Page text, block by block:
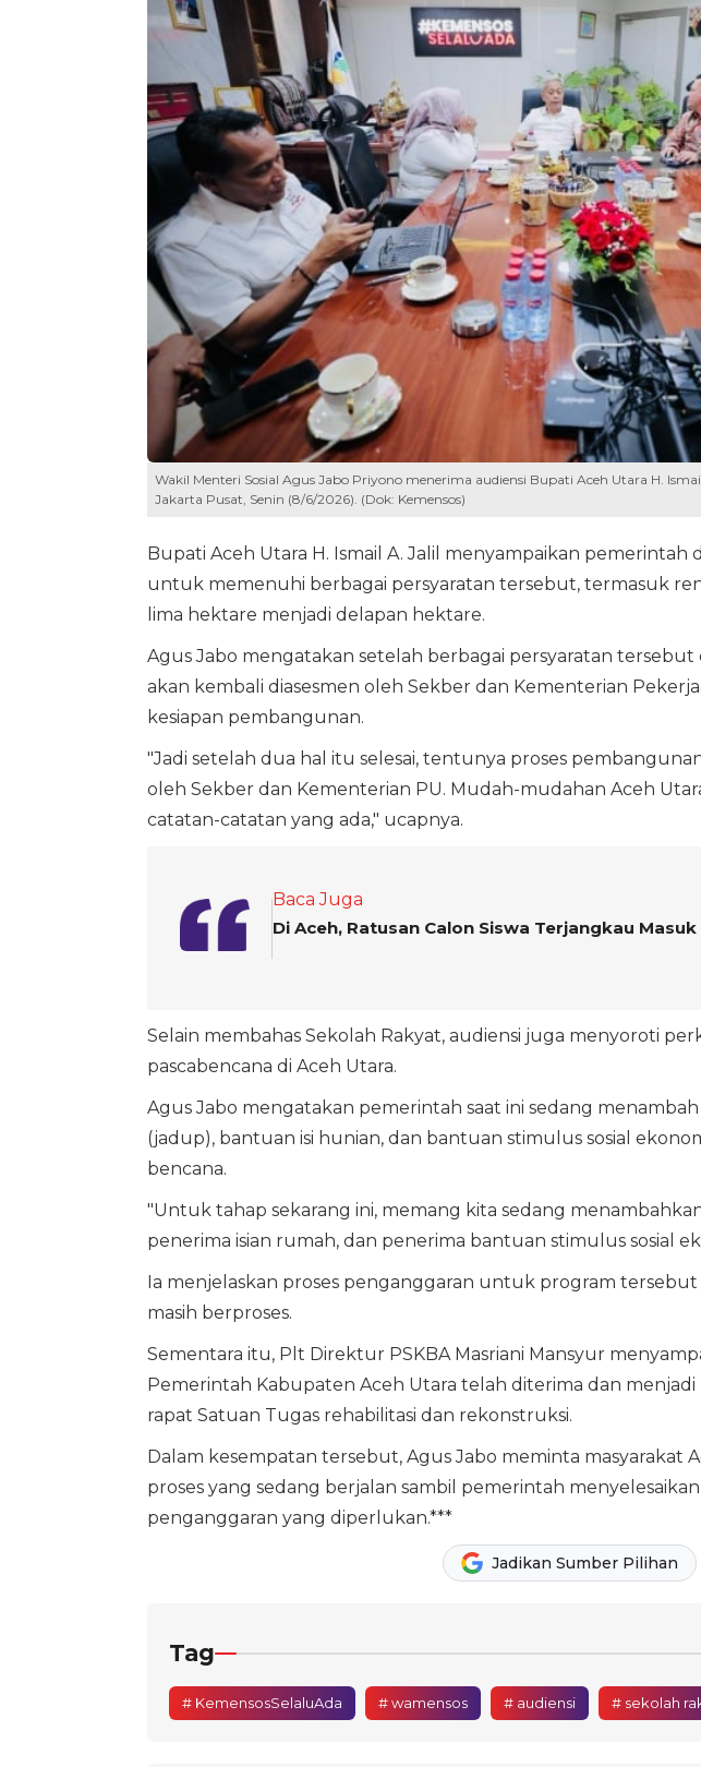
Wakil Menteri Sosial Agus Jabo Priyono menerima audiensi Bupati Aceh Utara H.
Jakarta Pusat, Senin (8/6/2026). (Dok: Kemensos)
Bupati Aceh Utara H. Ismail A. Jalil menyampaikan
untuk memenuhi berbagai persyaratan tersebut, termasuk
lima hektare menjadi delapan hektare.
Agus Jabo mengatakan setelah berbagai persyaratan
akan kembali diasesmen oleh Sekber dan Kementerian
kesiapan pembangunan.
"Jadi setelah dua hal itu selesai, tentunya proses
oleh Sekber dan Kementerian PU. Mudah-mudahan Aceh
catatan-catatan yang ada," ucapnya.
Baca Juga
Di Aceh, Ratusan Calon Siswa Terjangkau
Selain membahas Sekolah Rakyat, audiensi juga menyoroti
pascabencana di Aceh Utara.
Agus Jabo mengatakan pemerintah saat ini sedang
(jadup), bantuan isi hunian, dan bantuan stimulus sosial
bencana.
"Untuk tahap sekarang ini, memang kita sedang
penerima isian rumah, dan penerima bantuan stimulus sosial
Ia menjelaskan proses penganggaran untuk program
masih berproses.
Sementara itu, Plt Direktur PSKBA Masriani Mansyur
Pemerintah Kabupaten Aceh Utara telah diterima dan menjadi
rapat Satuan Tugas rehabilitasi dan rekonstruksi.
Dalam kesempatan tersebut, Agus Jabo meminta
proses yang sedang berjalan sambil pemerintah
penganggaran yang diperlukan.***
Jadikan Sumber Pilihan
Tag
# KemensosSelaluAda # wamensos # audiensi # sekolah